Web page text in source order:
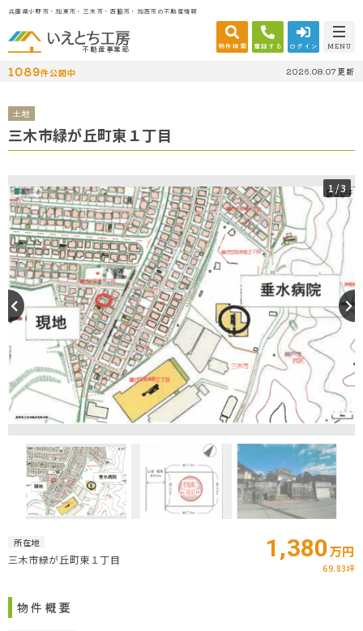
兵庫県小野市・加東市・三木市・西脇市・加西市の不動産情報
不動産事業部 物件検索 電話する ログイン MENU
1089件公開中 2026.08.07更新
土地
三木市緑が丘町東１丁目
1/3
所在地
三木市緑が丘町東１丁目 1,380万円
69.83坪
物件概要